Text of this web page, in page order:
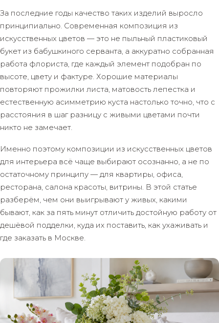
За последние годы качество таких изделий выросло
принципиально. Современная композиция из
искусственных цветов — это не пыльный пластиковый
букет из бабушкиного серванта, а аккуратно собранная
работа флориста, где каждый элемент подобран по
высоте, цвету и фактуре. Хорошие материалы
повторяют прожилки листа, матовость лепестка и
естественную асимметрию куста настолько точно, что с
расстояния в шаг разницу с живыми цветами почти
никто не замечает.
Именно поэтому композиции из искусственных цветов
для интерьера всё чаще выбирают осознанно, а не по
остаточному принципу — для квартиры, офиса,
ресторана, салона красоты, витрины. В этой статье
разберём, чем они выигрывают у живых, какими
бывают, как за пять минут отличить достойную работу от
дешёвой подделки, куда их поставить, как ухаживать и
где заказать в Москве.